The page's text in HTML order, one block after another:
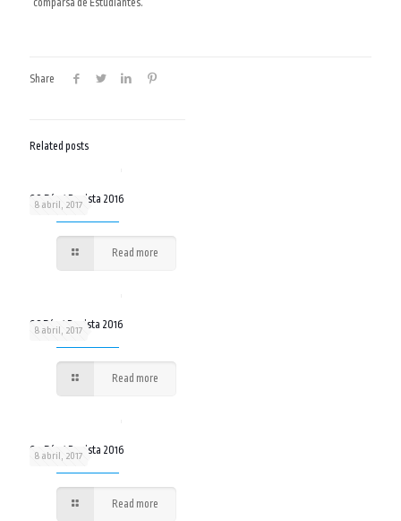
comparsa de Estudiantes.
Share
Related posts
8 abril, 2017
09 Día 4 Revista 2016
Read more
8 abril, 2017
08 Día 4 Revista 2016
Read more
8 abril, 2017
07 Día 4 Revista 2016
Read more